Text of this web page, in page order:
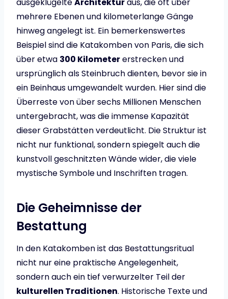
mehrere Ebenen und kilometerlange Gänge
hinweg angelegt ist. Ein bemerkenswertes
Beispiel sind die Katakomben von Paris, die sich
über etwa 300 Kilometererstrecken und
ursprünglich als Steinbruch dienten, bevor sie in
ein Beinhaus umgewandelt wurden. Hier sind die
Überreste von über sechs Millionen Menschen
untergebracht, was die immense Kapazität
dieser Grabstätten verdeutlicht. Die Struktur ist
nicht nur funktional, sondern spiegelt auch die
kunstvoll geschnitzten Wände wider, die viele
mystische Symbole und Inschriften tragen.
Die Geheimnisse der
Bestattung
In den Katakomben ist das Bestattungsritual
nicht nur eine praktische Angelegenheit,
sondern auch ein tief verwurzelter Teil der
kulturellen Traditionen. Historische Texte und